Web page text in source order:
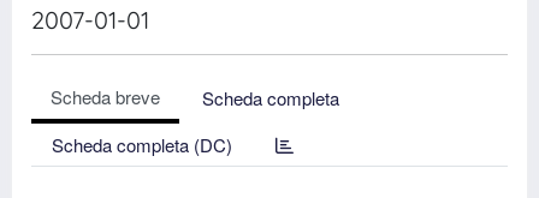
2007-01-01
Scheda breve
Scheda completa
Scheda completa (DC)